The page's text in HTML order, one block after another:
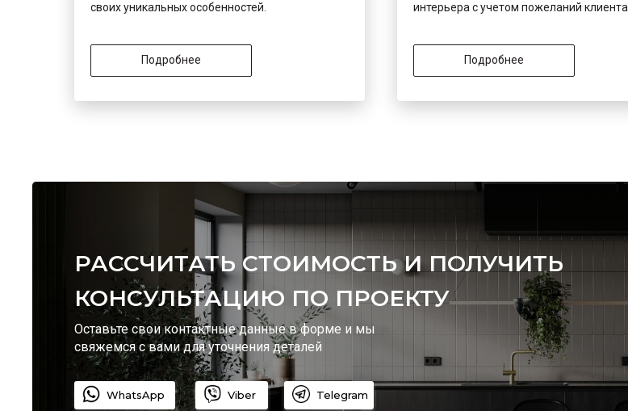
Подробнее
интерьера с учетом пожеланий клиента.
Подробнее
своих уникальных особенностей.
WhatsApp Viber Telegram
Оставьте свои контактные данные в форме и мы
свяжемся с вами для уточнения деталей
РАССЧИТАТЬ СТОИМОСТЬ И ПОЛУЧИТЬ
КОНСУЛЬТАЦИЮ ПО ПРОЕКТУ